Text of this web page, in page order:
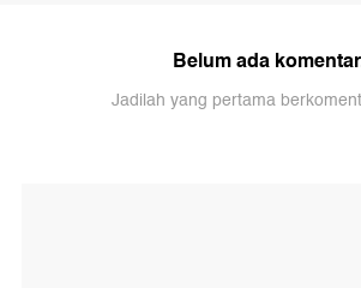
Belum ada
Jadilah yang pertama